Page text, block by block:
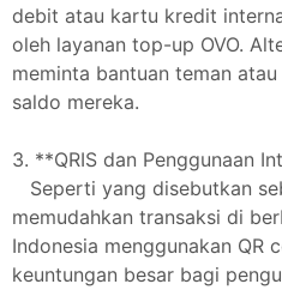
debit atau kartu kredit
oleh layanan top-up OVO.
meminta bantuan teman
saldo mereka.
3. **QRIS dan Penggunaan
Seperti yang disebutkan
memudahkan transaksi di
Indonesia menggunakan QR
keuntungan besar bagi